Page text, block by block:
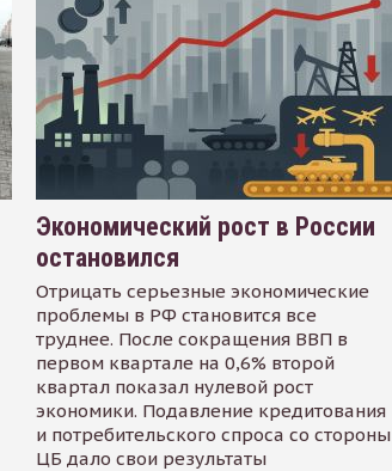
Экономический рост в России
остановился
Отрицать серьезные экономические
проблемы в РФ становится все
труднее. После сокращения ВВП в
первом квартале на 0,6% второй
квартал показал нулевой рост
экономики. Подавление кредитования
и потребительского спроса со стороны
ЦБ дало свои результаты